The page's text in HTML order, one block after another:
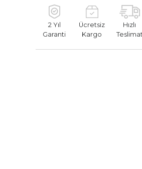
2 Yıl
Garanti
Ücretsiz
Kargo
Hızlı